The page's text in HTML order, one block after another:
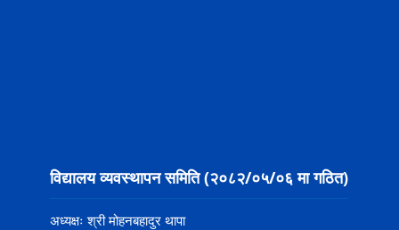
विद्यालय व्यवस्थापन समिति (२०८२/०५/०६ मा गठित)
अध्यक्षः श्री मोहनबहादुर थापा